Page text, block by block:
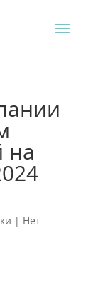
на
| Нет